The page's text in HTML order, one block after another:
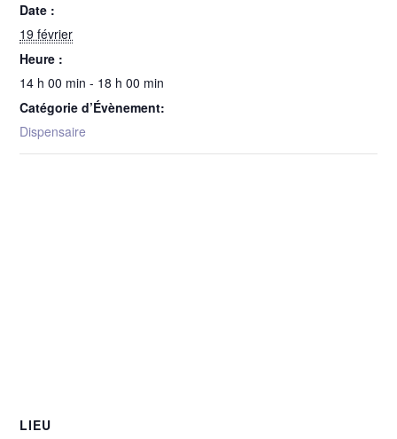
Date :
19 février
Heure :
14 h 00 min - 18 h 00 min
Catégorie d’Évènement:
Dispensaire
LIEU